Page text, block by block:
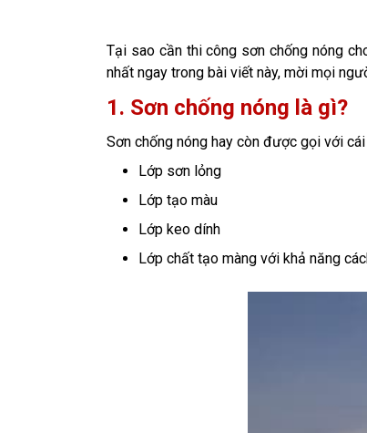
Tại sao cần thi công sơn chống nóng
nhất ngay trong bài viết này, mời mọi
1. Sơn chống nóng là gì?
Sơn chống nóng hay còn được gọi với
Lớp sơn lỏng
Lớp tạo màu
Lớp keo dính
Lớp chất tạo màng với khả năng